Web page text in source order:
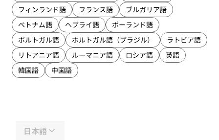
フィンランド語
フランス語
ブルガリア語
ベトナム語
ヘブライ語
ポーランド語
ポルトガル語
ポルトガル語（ブラジル）
ラトビア語
リトアニア語
ルーマニア語 ロシア語
英語
韓国語
中国語
日本語